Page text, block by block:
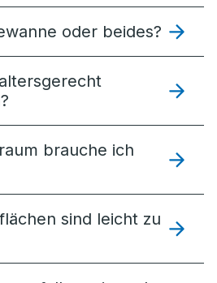
oder beides?
brauche ich
sind leicht zu